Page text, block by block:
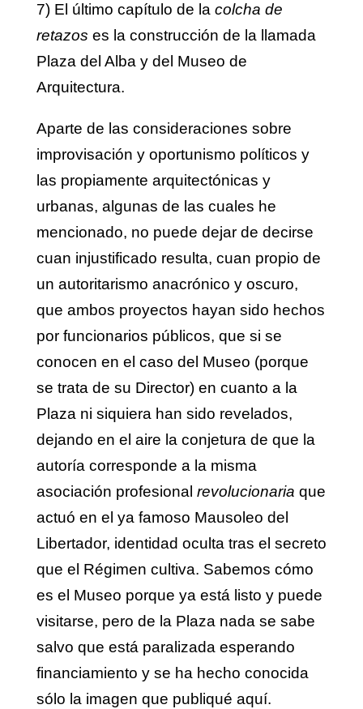
7) El último capítulo de la colcha de
retazos es la construcción de la llamada
Plaza del Alba y del Museo de
Arquitectura.
Aparte de las consideraciones sobre
improvisación y oportunismo políticos y
las propiamente arquitectónicas y
urbanas, algunas de las cuales he
mencionado, no puede dejar de decirse
cuan injustificado resulta, cuan propio de
un autoritarismo anacrónico y oscuro,
que ambos proyectos hayan sido hechos
por funcionarios públicos, que si se
conocen en el caso del Museo (porque
se trata de su Director) en cuanto a la
Plaza ni siquiera han sido revelados,
dejando en el aire la conjetura de que la
autoría corresponde a la misma
asociación profesional revolucionaria que
actuó en el ya famoso Mausoleo del
Libertador, identidad oculta tras el secreto
que el Régimen cultiva. Sabemos cómo
es el Museo porque ya está listo y puede
visitarse, pero de la Plaza nada se sabe
salvo que está paralizada esperando
financiamiento y se ha hecho conocida
sólo la imagen que publiqué aquí.